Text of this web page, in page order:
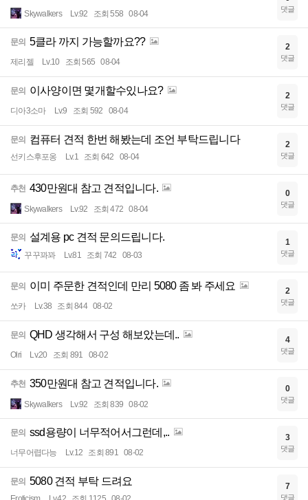
Skywalkers Lv.92 조회 558 08-04 댓글
문의 5클라 까지 가능할까요??
제리젤 Lv.10 조회 565 08-04
2
댓글
문의 이사양이면 몇개할수있나요?
디아3소마 Lv.9 조회 592 08-04
2
댓글
문의 컴퓨터 견적 한번 해봤는데 조언 부탁드립니다
선키스후포옹 Lv.1 조회 642 08-04
2
댓글
추천 430만원대 참고 견적입니다.
Skywalkers Lv.92 조회 472 08-04
0
댓글
문의 설계용 pc 견적 문의드립니다.
꾸꾸꽈꽈 Lv.81 조회 742 08-03
1
댓글
문의 이미 주문한 견적인데 만리 5080 좀 봐 주세요
쏘카 Lv.38 조회 844 08-02
2
댓글
문의 QHD 생각해서 구성 해보았는데..
Olri Lv.20 조회 891 08-02
4
댓글
추천 350만원대 참고 견적입니다.
Skywalkers Lv.92 조회 839 08-02
0
댓글
문의 ssd용량이 너무적어서그런데,..
너무어렵다능 Lv.12 조회 891 08-02
3
댓글
문의 5080 견적 부탁 드려요 7
댓글